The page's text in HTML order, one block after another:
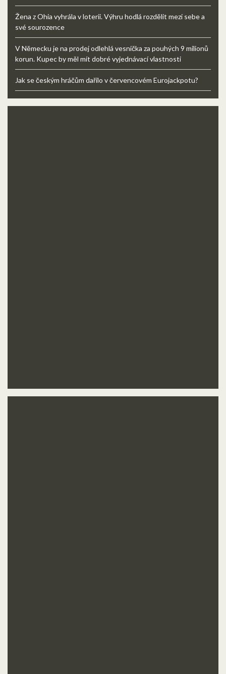
Žena z Ohia vyhrála v loterii. Výhru hodlá rozdělit mezi sebe a
své sourozence
V Německu je na prodej odlehlá vesnička za pouhých 9 milionů
korun. Kupec by měl mít dobré vyjednávací vlastnosti
Jak se českým hráčům dařilo v červencovém Eurojackpotu?